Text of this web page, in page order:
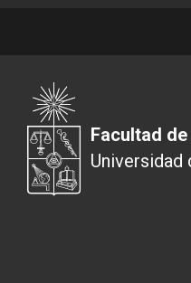
Facultad
Universidad